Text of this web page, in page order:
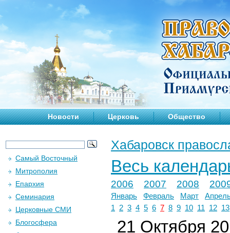
Новости Церковь Общество
Хабаровск
Весь
2006 2007 2008
Январь Февраль Март
1
2 3 4 5 6 7 8 9 10 11 12 13
21 Октября
Самый Восточный
Митрополия
Епархия
Семинария
Церковные СМИ
Блогосфера